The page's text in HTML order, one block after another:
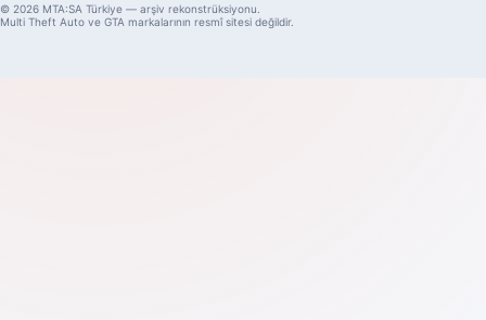
© 2026 MTA:SA Türkiye — arşiv rekonstrüksiyonu.
Multi Theft Auto ve GTA markalarının resmî sitesi değildir.